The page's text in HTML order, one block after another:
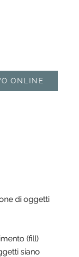
ONLINE
di oggetti
(fill)
siano